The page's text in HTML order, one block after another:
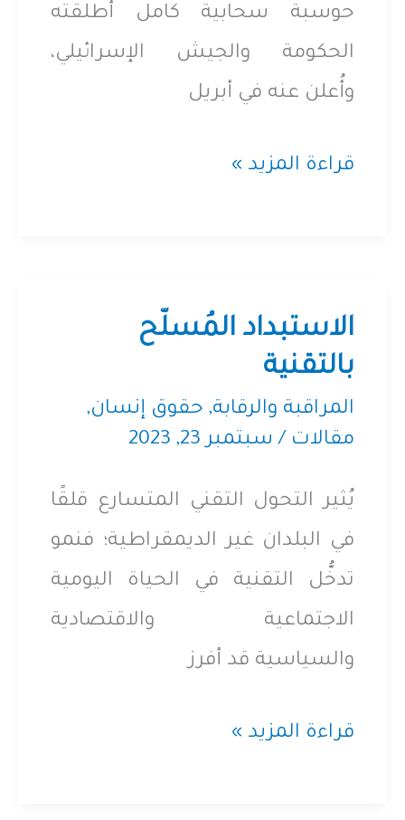
حوسبة سحابية كامل أطلقته
الحكومة والجيش الإسرائيلي،
وأُعلن عنه في أبريل
مشروع
إسرائيل
جوجل
وأمازون
كسلاح
لإسكات
والمؤيدين
قراءة المزيد »
الاستبداد المُسلّح
بالتقنية
المراقبة والرقابة, حقوق إنسان,
مقالات / سبتمبر 23, 2023
يُثير التحول التقني المتسارع قلقًا
في البلدان غير الديمقراطية؛ فنمو
تدخُّل التقنية في الحياة اليومية
الاجتماعية والاقتصادية
والسياسية قد أفرز
الاستبداد
قراءة المزيد »